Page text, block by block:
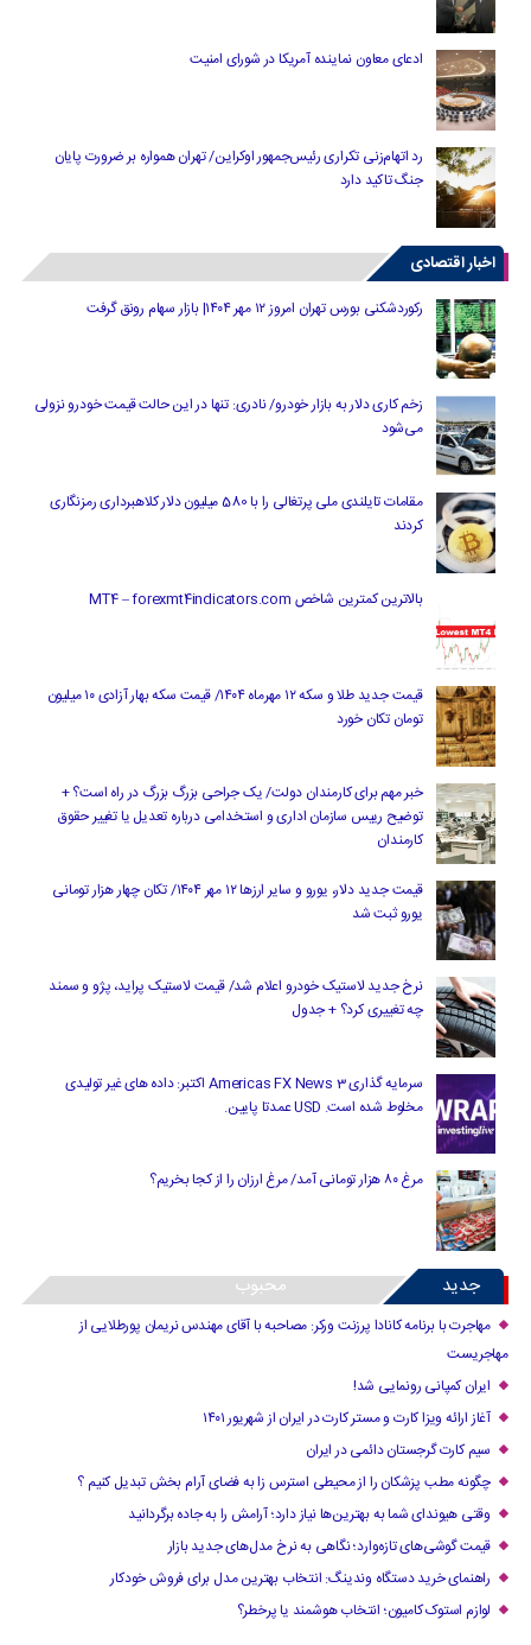
ادعای معاون نماینده آمریکا در شورای امنیت
رد اتهام‌زنی تکراری رئیس‌جمهور اوکراین/ تهران همواره بر ضرورت پایان
جنگ تاکید دارد
اخبار اقتصادی
رکوردشکنی بورس تهران امروز ۱۲ مهر ۱۴۰۴| بازار سهام رونق گرفت
زخم کاری دلار به بازار خودرو/ نادری: تنها در این حالت قیمت خودرو نزولی
می‌شود
مقامات تایلندی ملی پرتغالی را با 580 میلیون دلار کلاهبرداری رمزنگاری
کردند
بالاترین کمترین شاخص MT4 – forexmt4indicators.com
قیمت جدید طلا و سکه ۱۲ مهرماه ۱۴۰۴/ قیمت سکه بهار آزادی ۱۰ میلیون
تومان تکان خورد
خبر مهم برای کارمندان دولت/ یک جراحی بزرگ بزرگ در راه است؟ +
توضیح رییس سازمان اداری و استخدامی درباره تعدیل یا تغییر حقوق
کارمندان
قیمت جدید دلار، یورو و سایر ارزها ۱۲ مهر ۱۴۰۴/ تکان چهار هزار تومانی
یورو ثبت شد
نرخ جدید لاستیک خودرو اعلام شد/ قیمت لاستیک پراید، پژو و سمند
چه تغییری کرد؟ + جدول
سرمایه گذاری Americas FX News 3 اکتبر: داده های غیر تولیدی
مخلوط شده است. USD عمدتا پایین.
مرغ ۸۰ هزار تومانی آمد/ مرغ ارزان را از کجا بخریم؟
جدید محبوب
مهاجرت با برنامه کانادا پرزنت ورکر: مصاحبه با آقای مهندس نریمان پورطلایی از
مهاجریست
ایران کمپانی رونمایی شد!
آغاز ارائه ویزا کارت و مستر کارت در ایران از شهریور ۱۴۰۱
سیم کارت گرجستان دائمی در ایران
چگونه مطب پزشکان را از محیطی استرس زا به فضای آرام بخش تبدیل کنیم ؟
وقتی هیوندای شما به بهترین‌ها نیاز دارد؛ آرامش را به جاده برگردانید
قیمت گوشی‌های تازه‌وارد؛ نگاهی به نرخ مدل‌های جدید بازار
راهنمای خرید دستگاه وندینگ: انتخاب بهترین مدل برای فروش خودکار
لوازم استوک کامیون؛ انتخاب هوشمند یا پرخطر؟